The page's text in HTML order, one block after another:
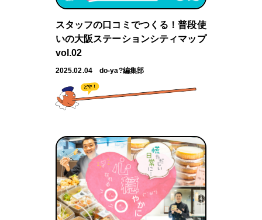
スタッフの口コミでつくる！普段使
いの大阪ステーションシティマップ
vol.02
2025.02.04 do-ya?編集部
どや！